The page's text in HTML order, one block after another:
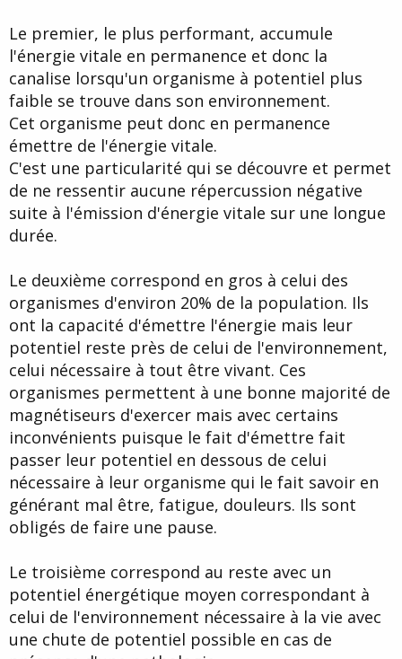
Le premier, le plus performant, accumule
l'énergie vitale en permanence et donc la
canalise lorsqu'un organisme à potentiel plus
faible se trouve dans son environnement.
Cet organisme peut donc en permanence
émettre de l'énergie vitale.
C'est une particularité qui se découvre et permet
de ne ressentir aucune répercussion négative
suite à l'émission d'énergie vitale sur une longue
durée.
Le deuxième correspond en gros à celui des
organismes d'environ 20% de la population. Ils
ont la capacité d'émettre l'énergie mais leur
potentiel reste près de celui de l'environnement,
celui nécessaire à tout être vivant. Ces
organismes permettent à une bonne majorité de
magnétiseurs d'exercer mais avec certains
inconvénients puisque le fait d'émettre fait
passer leur potentiel en dessous de celui
nécessaire à leur organisme qui le fait savoir en
générant mal être, fatigue, douleurs. Ils sont
obligés de faire une pause.
Le troisième correspond au reste avec un
potentiel énergétique moyen correspondant à
celui de l'environnement nécessaire à la vie avec
une chute de potentiel possible en cas de